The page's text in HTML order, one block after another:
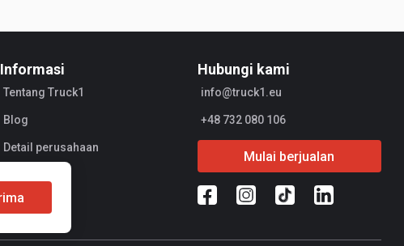
Informasi
Tentang Truck1
Blog
Detail perusahaan
Hubungi kami
info@truck1.eu
+48 732 080 106
Mulai berjualan